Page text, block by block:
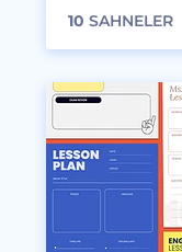
10 SAHNELER